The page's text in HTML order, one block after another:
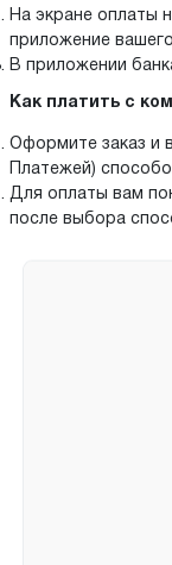
На экране оплаты
приложение
В приложении
Как платить с
Оформите заказ и
Платежей)
Для оплаты вам
после выбора